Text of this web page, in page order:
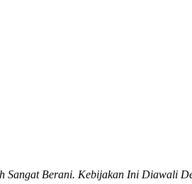
Berani. Kebijakan Ini Diawali